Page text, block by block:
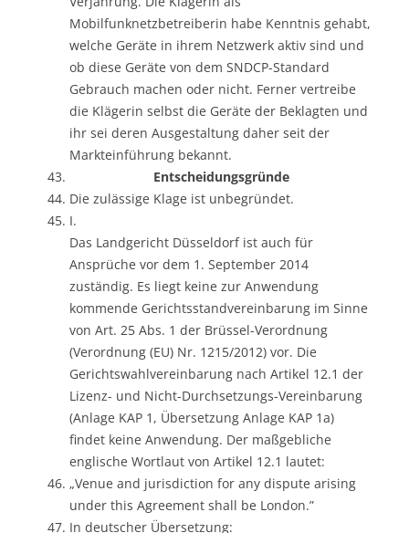
Mobilfunknetzbetreiberin habe Kenntnis gehabt,
welche Geräte in ihrem Netzwerk aktiv sind und
ob diese Geräte von dem SNDCP-Standard
Gebrauch machen oder nicht. Ferner vertreibe
die Klägerin selbst die Geräte der Beklagten und
ihr sei deren Ausgestaltung daher seit der
Markteinführung bekannt.
Entscheidungsgründe
Die zulässige Klage ist unbegründet.
I.
Das Landgericht Düsseldorf ist auch für
Ansprüche vor dem 1. September 2014
zuständig. Es liegt keine zur Anwendung
kommende Gerichtsstandvereinbarung im Sinne
von Art. 25 Abs. 1 der Brüssel-Verordnung
(Verordnung (EU) Nr. 1215/2012) vor. Die
Gerichtswahlvereinbarung nach Artikel 12.1 der
Lizenz- und Nicht-Durchsetzungs-Vereinbarung
(Anlage KAP 1, Übersetzung Anlage KAP 1a)
findet keine Anwendung. Der maßgebliche
englische Wortlaut von Artikel 12.1 lautet:
„Venue and jurisdiction for any dispute arising
under this Agreement shall be London.”
In deutscher Übersetzung: